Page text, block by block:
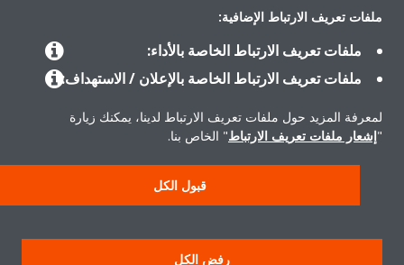
ملفات تعريف الارتباط الإضافية:
ملفات تعريف الارتباط الخاصة بالأداء:
ملفات تعريف الارتباط الخاصة بالإعلان / الاستهداف:
لمعرفة المزيد حول ملفات تعريف الارتباط لدينا، يمكنك زيارة
"إشعار ملفات تعريف الارتباط" الخاص بنا.
قبول الكل
رفض الكل